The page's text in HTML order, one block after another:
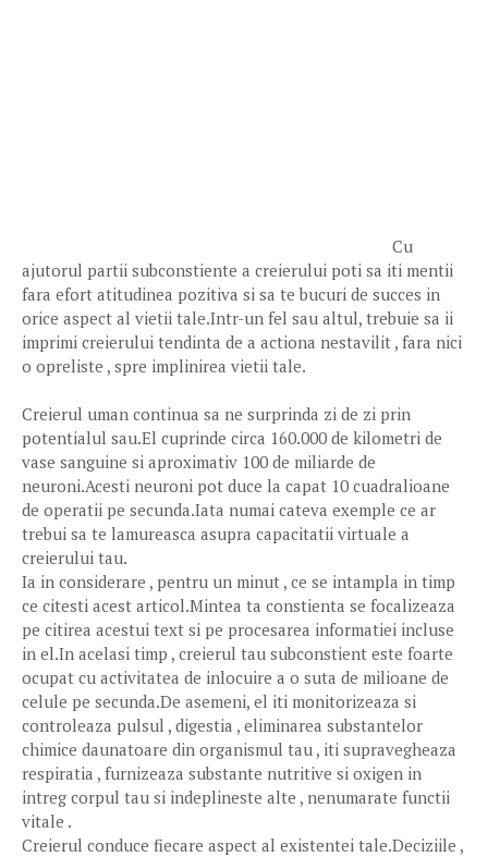
Cu
ajutorul partii subconstiente a creierului poti sa iti mentii
fara efort atitudinea pozitiva si sa te bucuri de succes in
orice aspect al vietii tale.Intr-un fel sau altul, trebuie sa ii
imprimi creierului tendinta de a actiona nestavilit , fara nici
o opreliste , spre implinirea vietii tale.
Creierul uman continua sa ne surprinda zi de zi prin
potentialul sau.El cuprinde circa 160.000 de kilometri de
vase sanguine si aproximativ 100 de miliarde de
neuroni.Acesti neuroni pot duce la capat 10 cuadralioane
de operatii pe secunda.Iata numai cateva exemple ce ar
trebui sa te lamureasca asupra capacitatii virtuale a
creierului tau.
Ia in considerare , pentru un minut , ce se intampla in timp
ce citesti acest articol.Mintea ta constienta se focalizeaza
pe citirea acestui text si pe procesarea informatiei incluse
in el.In acelasi timp , creierul tau subconstient este foarte
ocupat cu activitatea de inlocuire a o suta de milioane de
celule pe secunda.De asemeni, el iti monitorizeaza si
controleaza pulsul , digestia , eliminarea substantelor
chimice daunatoare din organismul tau , iti supravegheaza
respiratia , furnizeaza substante nutritive si oxigen in
intreg corpul tau si indeplineste alte , nenumarate functii
vitale .
Creierul conduce fiecare aspect al existentei tale.Deciziile ,